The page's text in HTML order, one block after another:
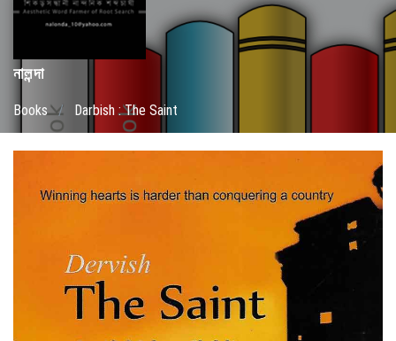
নালন্দা
Books / Darbish : The Saint